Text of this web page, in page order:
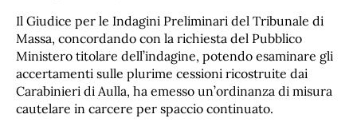
Il Giudice per le Indagini Preliminari del Tribunale di
Massa, concordando con la richiesta del Pubblico
Ministero titolare dell’indagine, potendo esaminare gli
accertamenti sulle plurime cessioni ricostruite dai
Carabinieri di Aulla, ha emesso un’ordinanza di misura
cautelare in carcere per spaccio continuato.